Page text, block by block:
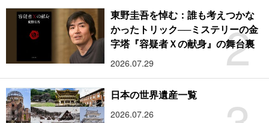
2
東野圭吾を悼む：誰も考えつかな
かったトリック──ミステリーの金
字塔『容疑者Ｘの献身』の舞台裏
2026.07.29
日本の世界遺産一覧
2026.07.26